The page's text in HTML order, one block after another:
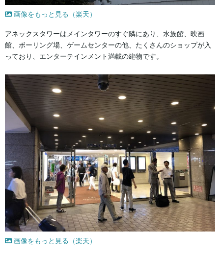
画像をもっと見る（楽天）
アネックスタワーはメインタワーのすぐ隣にあり、水族館、映画
館、ボーリング場、ゲームセンターの他、たくさんのショップが入
っており、エンターテインメント満載の建物です。
画像をもっと見る（楽天）